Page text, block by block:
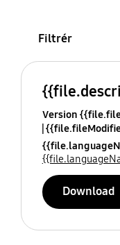
Filtrér
Version
Download